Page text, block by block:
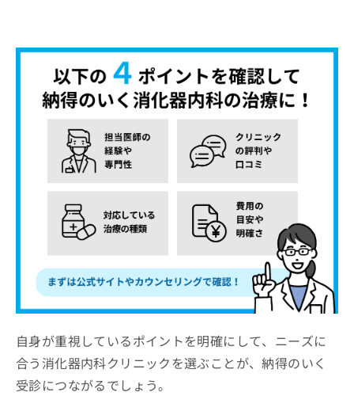
自身が重視しているポイントを明確にして、ニーズに
合う消化器内科クリニックを選ぶことが、納得のいく
受診につながるでしょう。